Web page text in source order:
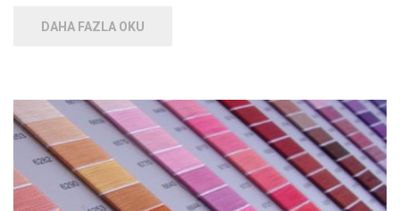
DAHA FAZLA OKU